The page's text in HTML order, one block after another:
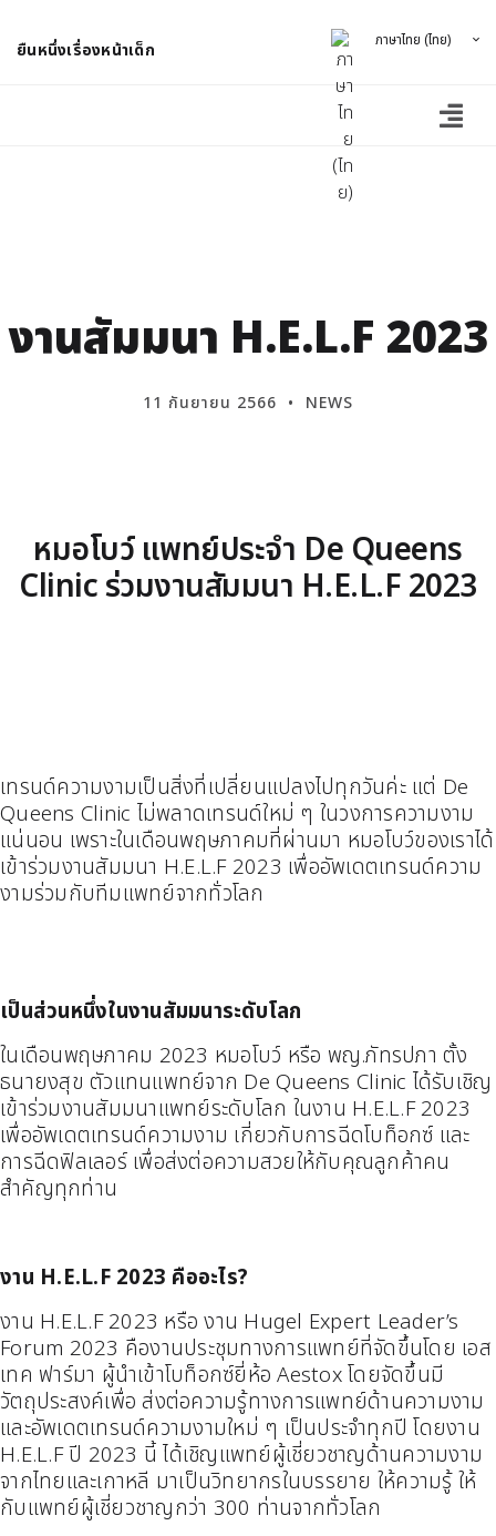
ยืนหนึ่งเรื่องหน้าเด็ก ภาษาไทย (ไทย)
งานสัมมนา H.E.L.F 2023
11 กันยายน 2566 NEWS
หมอโบว์ แพทย์ประจำ De Queens
Clinic ร่วมงานสัมมนา H.E.L.F 2023
เทรนด์ความงามเป็นสิ่งที่เปลี่ยนแปลงไปทุกวันค่ะ แต่ De
Queens Clinic ไม่พลาดเทรนด์ใหม่ ๆ ในวงการความงาม
แน่นอน เพราะในเดือนพฤษภาคมที่ผ่านมา หมอโบว์ของเราได้
เข้าร่วมงานสัมมนา H.E.L.F 2023 เพื่ออัพเดตเทรนด์ความ
งามร่วมกับทีมแพทย์จากทั่วโลก
เป็นส่วนหนึ่งในงานสัมมนาระดับโลก
ในเดือนพฤษภาคม 2023 หมอโบว์ หรือ พญ.ภัทรปภา ตั้ง
ธนายงสุข ตัวแทนแพทย์จาก De Queens Clinic ได้รับเชิญ
เข้าร่วมงานสัมมนาแพทย์ระดับโลก ในงาน H.E.L.F 2023
เพื่ออัพเดตเทรนด์ความงาม เกี่ยวกับการฉีดโบท็อกซ์ และ
การฉีดฟิลเลอร์ เพื่อส่งต่อความสวยให้กับคุณลูกค้าคน
สำคัญทุกท่าน
งาน H.E.L.F 2023 คืออะไร?
งาน H.E.L.F 2023 หรือ งาน Hugel Expert Leader’s
Forum 2023 คืองานประชุมทางการแพทย์ที่จัดขึ้นโดย เอส
เทค ฟาร์มา ผู้นำเข้าโบท็อกซ์ยี่ห้อ Aestox โดยจัดขึ้นมี
วัตถุประสงค์เพื่อ ส่งต่อความรู้ทางการแพทย์ด้านความงาม
และอัพเดตเทรนด์ความงามใหม่ ๆ เป็นประจำทุกปี โดยงาน
H.E.L.F ปี 2023 นี้ ได้เชิญแพทย์ผู้เชี่ยวชาญด้านความงาม
จากไทยและเกาหลี มาเป็นวิทยากรในบรรยาย ให้ความรู้ ให้
กับแพทย์ผู้เชี่ยวชาญกว่า 300 ท่านจากทั่วโลก